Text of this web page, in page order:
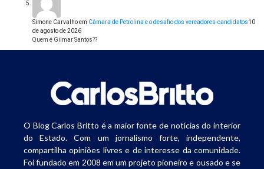
Simone Carvalhoem Câmara de Petrolina e o desafio dos vereadores-candidatos10
de agosto de 2026
Quem é Gilmar Santos??
O Blog Carlos Britto é a maior fonte de notícias do interior
do Estado. Com um jornalismo forte, independente,
compartilha opiniões livres e de interesse da comunidade.
Foi fundado em 2008 em um projeto pioneiro e ousado e se